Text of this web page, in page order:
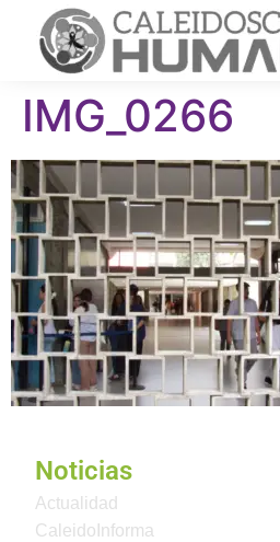
IMG_0266
Noticias
Actualidad
CaleidoInforma